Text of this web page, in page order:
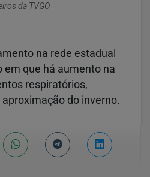
da TVGO
na rede estadual
em que há aumento na
respiratórios,
do inverno.